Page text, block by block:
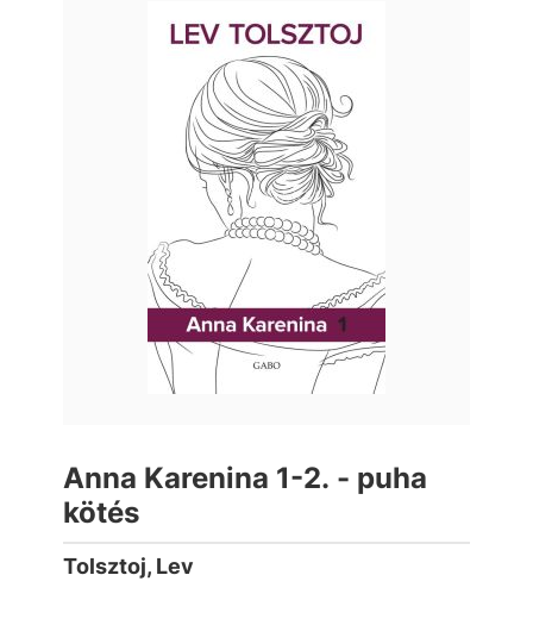
Anna Karenina 1-2. - puha
kötés
Tolsztoj, Lev